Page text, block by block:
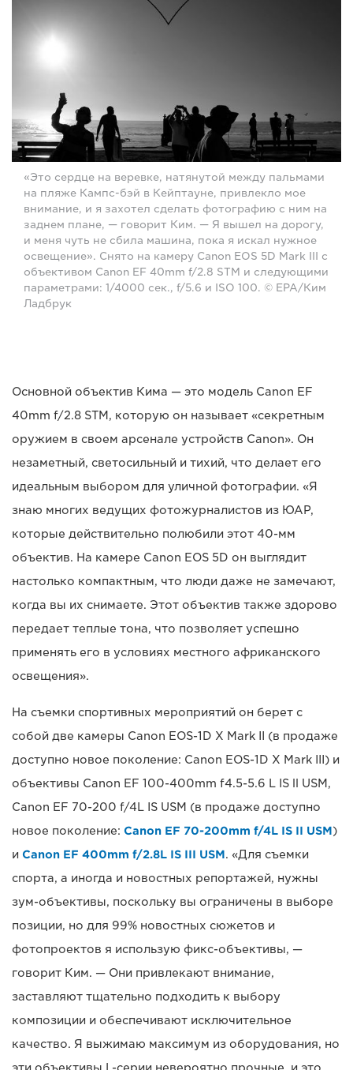
«Это сердце на веревке, натянутой между пальмами
на пляже Кампс-бэй в Кейптауне, привлекло мое
внимание, и я захотел сделать фотографию с ним на
заднем плане, — говорит Ким. — Я вышел на дорогу,
и меня чуть не сбила машина, пока я искал нужное
освещение». Снято на камеру Canon EOS 5D Mark III с
объективом Canon EF 40mm f/2.8 STM и следующими
параметрами: 1/4000 сек., f/5.6 и ISO 100. © EPA/Ким
Ладбрук
Основной объектив Кима — это модель Canon EF
40mm f/2.8 STM, которую он называет «секретным
оружием в своем арсенале устройств Canon». Он
незаметный, светосильный и тихий, что делает его
идеальным выбором для уличной фотографии. «Я
знаю многих ведущих фотожурналистов из ЮАР,
которые действительно полюбили этот 40-мм
объектив. На камере Canon EOS 5D он выглядит
настолько компактным, что люди даже не замечают,
когда вы их снимаете. Этот объектив также здорово
передает теплые тона, что позволяет успешно
применять его в условиях местного африканского
освещения».
На съемки спортивных мероприятий он берет с
собой две камеры Canon EOS-1D X Mark II (в продаже
доступно новое поколение: Canon EOS-1D X Mark III) и
объективы Canon EF 100-400mm f4.5-5.6 L IS ll USM,
Canon EF 70-200 f/4L IS USM (в продаже доступно
новое поколение: Canon EF 70-200mm f/4L IS II USM)
и Canon EF 400mm f/2.8L IS III USM. «Для съемки
спорта, а иногда и новостных репортажей, нужны
зум-объективы, поскольку вы ограничены в выборе
позиции, но для 99% новостных сюжетов и
фотопроектов я использую фикс-объективы, —
говорит Ким. — Они привлекают внимание,
заставляют тщательно подходить к выбору
композиции и обеспечивают исключительное
качество. Я выжимаю максимум из оборудования, но
эти объективы L-серии невероятно прочные, и это